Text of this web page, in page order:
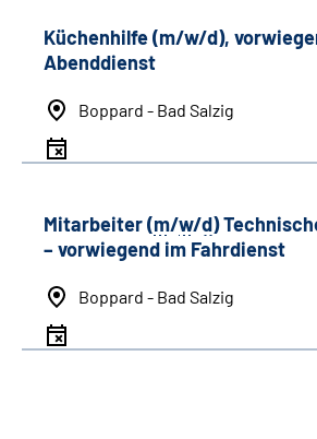
Küchenhilfe (m/w/d),
Abenddienst
Boppard - Bad Salzig
Mitarbeiter (m/w/d)
– vorwiegend im Fahrdienst
Boppard - Bad Salzig